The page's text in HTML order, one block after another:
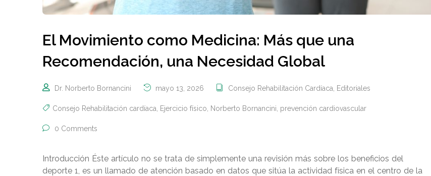
El Movimiento como Medicina: Más que una
Recomendación, una Necesidad Global
Dr. Norberto Bornancini mayo 13, 2026 Consejo Rehabilitación Cardíaca Editoriales
Consejo Rehabilitación cardíaca Ejercicio físico Norberto Bornancini prevención cardiovascular
0 Comments
Introducción Éste artículo no se trata de simplemente una revisión más sobre los beneficios del
deporte 1, es un llamado de atención basado en datos que sitúa la actividad física en el centro de la